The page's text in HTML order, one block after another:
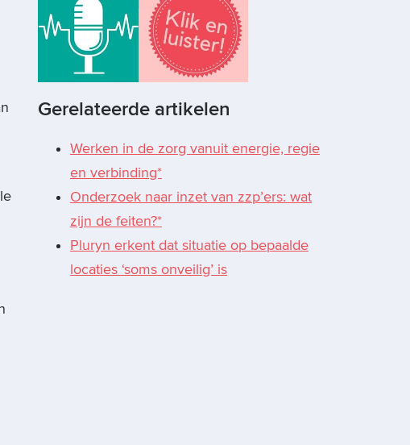
Gerelateerde artikelen
Werken in de zorg vanuit energie, regie
en verbinding*
Onderzoek naar inzet van zzp’ers: wat
zijn de feiten?*
Pluryn erkent dat situatie op bepaalde
locaties ‘soms onveilig’ is